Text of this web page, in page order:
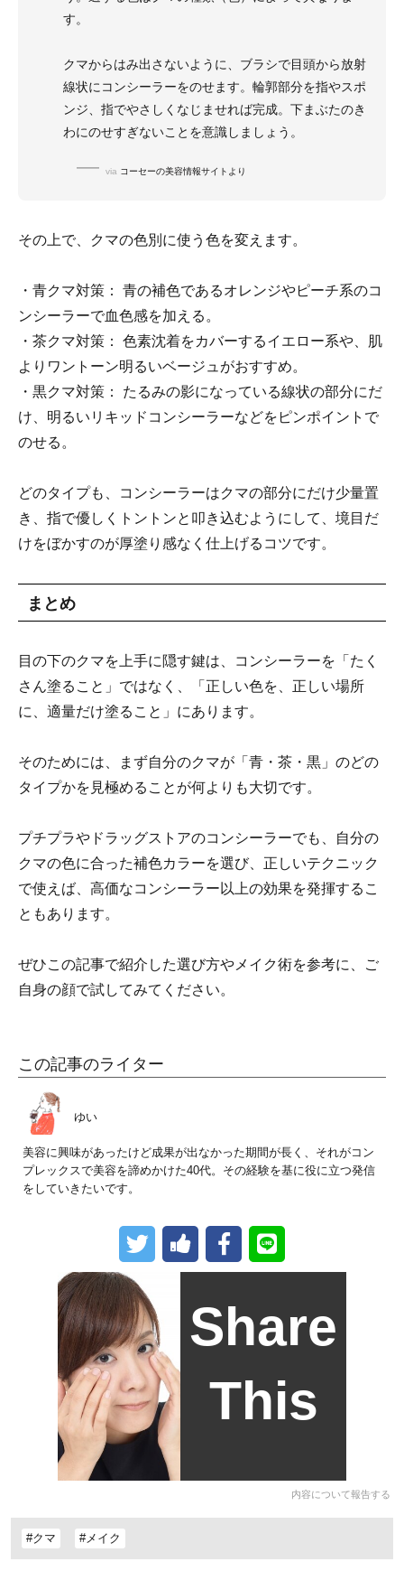
す。
クマからはみ出さないように、ブラシで目頭から放射
線状にコンシーラーをのせます。輪郭部分を指やスポ
ンジ、指でやさしくなじませれば完成。下まぶたのき
わにのせすぎないことを意識しましょう。
via コーセーの美容情報サイトより
その上で、クマの色別に使う色を変えます。
・青クマ対策： 青の補色であるオレンジやピーチ系のコ
ンシーラーで血色感を加える。
・茶クマ対策： 色素沈着をカバーするイエロー系や、肌
よりワントーン明るいベージュがおすすめ。
・黒クマ対策： たるみの影になっている線状の部分にだ
け、明るいリキッドコンシーラーなどをピンポイントで
のせる。
どのタイプも、コンシーラーはクマの部分にだけ少量置
き、指で優しくトントンと叩き込むようにして、境目だ
けをぼかすのが厚塗り感なく仕上げるコツです。
まとめ
目の下のクマを上手に隠す鍵は、コンシーラーを「たく
さん塗ること」ではなく、「正しい色を、正しい場所
に、適量だけ塗ること」にあります。
そのためには、まず自分のクマが「青・茶・黒」のどの
タイプかを見極めることが何よりも大切です。
プチプラやドラッグストアのコンシーラーでも、自分の
クマの色に合った補色カラーを選び、正しいテクニック
で使えば、高価なコンシーラー以上の効果を発揮するこ
ともあります。
ぜひこの記事で紹介した選び方やメイク術を参考に、ご
自身の顔で試してみてください。
この記事のライター
ゆい
美容に興味があったけど成果が出なかった期間が長く、それがコン
プレックスで美容を諦めかけた40代。その経験を基に役に立つ発信
をしていきたいです。
Share
This
内容について報告する
#クマ #メイク